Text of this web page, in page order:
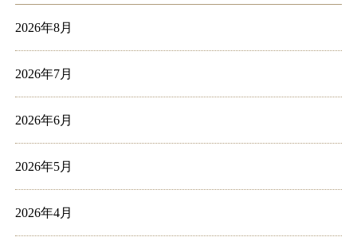
2026年8月
2026年7月
2026年6月
2026年5月
2026年4月